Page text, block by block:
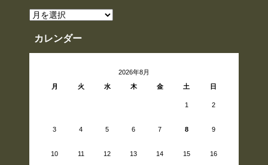
ア
ー
イ
ブ
カレンダー
2026年8月
月
火 水 木 金 土 日
1 2
3 4 5 6 7 8 9
10 11 12 13 14 15 16